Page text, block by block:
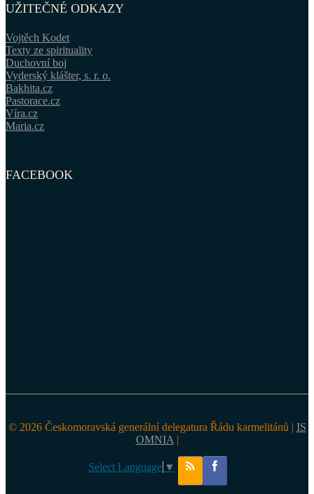
UŽITEČNÉ ODKAZY
Vojtěch Kodet
Texty ze spirituality
Duchovní boj
Vyderský klášter, s. r. o.
Bakhita.cz
Pastorace.cz
Víra.cz
Maria.cz
FACEBOOK
© 2026 Českomoravská generální delegatura Řádu karmelitánů | IS
OMNIA |
Select Language ▼